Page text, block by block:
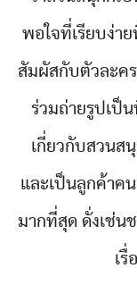
พอใจที่เรียบง่า
สัมผัสกับตัวละค
ร่วมถ่ายรูปเป็
เกี่ยวกับสวนส
และเป็นลูกค้าค
มากที่สุด ดั่งเช่น
เรื่